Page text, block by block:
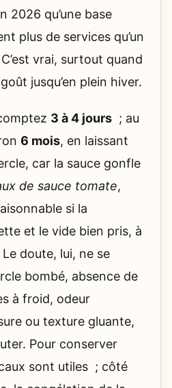
2026 qu’une base
plus de services qu’un
vrai, surtout quand
jusqu’en plein hiver.
3 à 4 jours ; au
6 mois, en laissant
car la sauce gonfle
de sauce tomate,
si la
et le vide bien pris, à
Le doute, lui, ne se
bombé, absence de
à froid, odeur
ou texture gluante,
Pour conserver
sont utiles ; côté